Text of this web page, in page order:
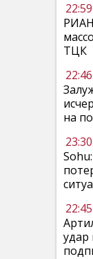
22:59
ТЦК
22:46
на
23:30
22:45
удар